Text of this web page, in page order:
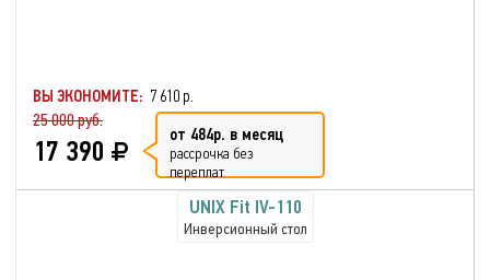
ВЫ ЭКОНОМИТЕ: 7 610 р.
25 000 руб.
17 390 от 484р. в месяц
рассрочка без
переплат
UNIX Fit IV-110
Инверсионный стол